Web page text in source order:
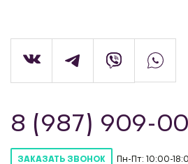
8 (987) 909-
ЗАКАЗАТЬ ЗВОНОК Пн-Пт: 10:00-